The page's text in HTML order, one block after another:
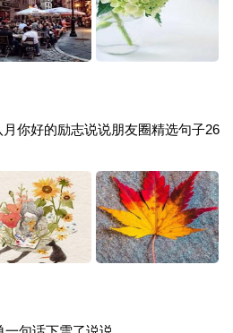
你好的励志说说朋友圈精选句子26